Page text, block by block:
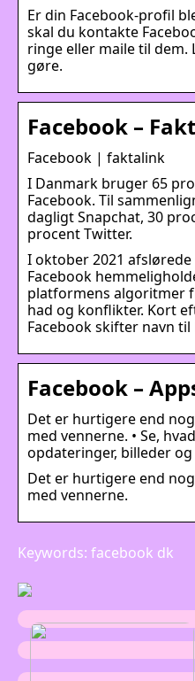
Er din Facebook-profil
skal du kontakte
ringe eller maile til dem.
gøre.
Facebook –
Facebook | faktalink
I Danmark bruger 65
Facebook. Til
dagligt Snapchat, 30
procent Twitter.
I oktober 2021
Facebook
platformens algoritmer
had og konflikter. Kort
Facebook skifter navn til
Facebook –
Det er hurtigere end
med vennerne. • Se,
opdateringer, billeder
Det er hurtigere end
med vennerne.
Keywords: facebook dk